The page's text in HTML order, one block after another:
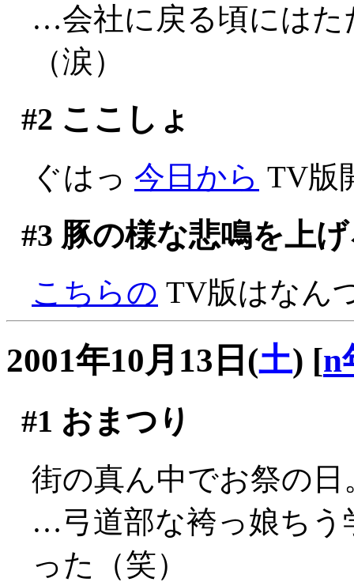
…会社に戻る頃にはた
（涙）
#2 ここしょ
ぐはっ 今日から TV版
#3 豚の様な悲鳴を上
こちらの TV版はなん
2001年10月13日(土) [n
#1 おまつり
街の真ん中でお祭の日
…弓道部な袴っ娘ちう
った（笑）